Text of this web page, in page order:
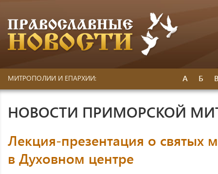
МИТРОПОЛИИ И ЕПАРХИИ: А Б
НОВОСТИ ПРИМОРСКОЙ
Лекция-презентация о святых
в Духовном центре